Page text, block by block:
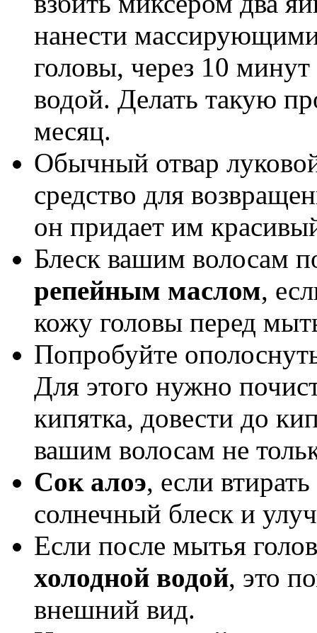
нанести
головы, через 10
водой. Делать такую
месяц.
Обычный отвар
средство для
он придает им
Блеск вашим волосам
репейным маслом,
кожу головы перед
Попробуйте
Для этого нужно
кипятка, довести до
вашим волосам не
Сок алоэ, если
солнечный блеск и
Если после мытья
холодной водой, это
внешний вид.